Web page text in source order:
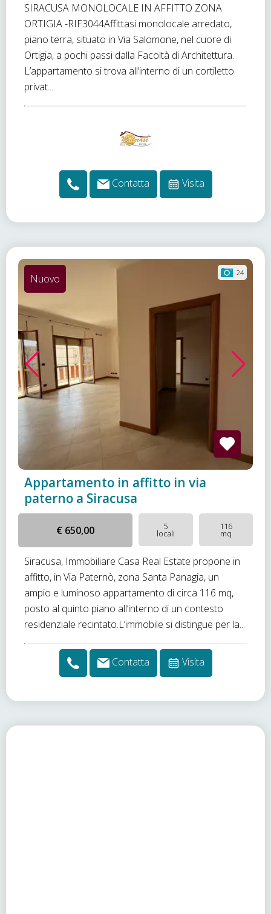
SIRACUSA MONOLOCALE IN AFFITTO ZONA
ORTIGIA -RIF3044Affittasi monolocale arredato,
piano terra, situato in Via Salomone, nel cuore di
Ortigia, a pochi passi dalla Facoltà di Architettura.
L’appartamento si trova all’interno di un cortiletto
privat...
Contatta Visita
24
Nuovo
Appartamento in affitto in via
paterno a Siracusa
€ 650,00 5
locali
116
mq
Siracusa, Immobiliare Casa Real Estate propone in
affitto, in Via Paternò, zona Santa Panagia, un
ampio e luminoso appartamento di circa 116 mq,
posto al quinto piano all’interno di un contesto
residenziale recintato.L’immobile si distingue per la...
Contatta Visita